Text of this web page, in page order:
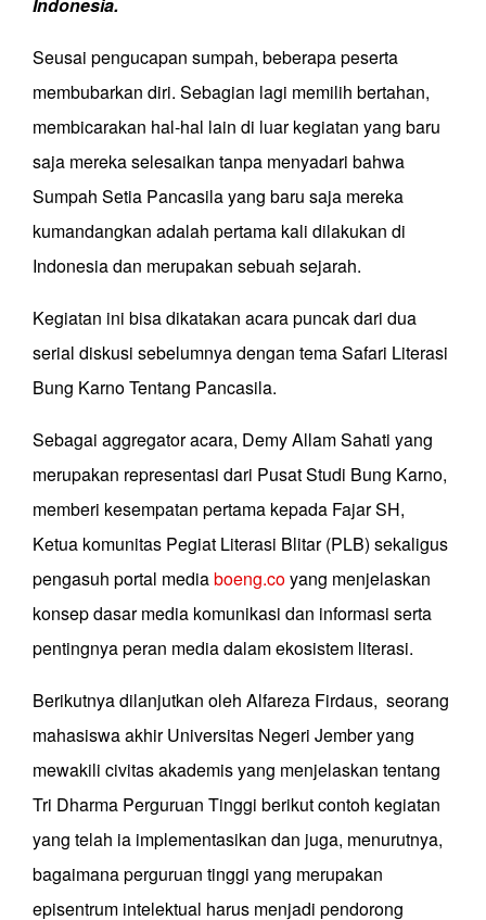
Indonesia.
Seusai pengucapan sumpah, beberapa peserta
membubarkan diri. Sebagian lagi memilih bertahan,
membicarakan hal-hal lain di luar kegiatan yang baru
saja mereka selesaikan tanpa menyadari bahwa
Sumpah Setia Pancasila yang baru saja mereka
kumandangkan adalah pertama kali dilakukan di
Indonesia dan merupakan sebuah sejarah.
Kegiatan ini bisa dikatakan acara puncak dari dua
serial diskusi sebelumnya dengan tema Safari Literasi
Bung Karno Tentang Pancasila.
Sebagai aggregator acara, Demy Allam Sahati yang
merupakan representasi dari Pusat Studi Bung Karno,
memberi kesempatan pertama kepada Fajar SH,
Ketua komunitas Pegiat Literasi Blitar (PLB) sekaligus
pengasuh portal mediaboeng.coyang menjelaskan
konsep dasar media komunikasi dan informasi serta
pentingnya peran media dalam ekosistem literasi.
Berikutnya dilanjutkan oleh Alfareza Firdaus, seorang
mahasiswa akhir Universitas Negeri Jember yang
mewakili civitas akademis yang menjelaskan tentang
Tri Dharma Perguruan Tinggi berikut contoh kegiatan
yang telah ia implementasikan dan juga, menurutnya,
bagaimana perguruan tinggi yang merupakan
episentrum intelektual harus menjadi pendorong